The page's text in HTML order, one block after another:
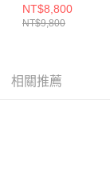
Vermicular琺瑯
19CM(深灰)
NT$8,800
NT$9,800
相關推薦